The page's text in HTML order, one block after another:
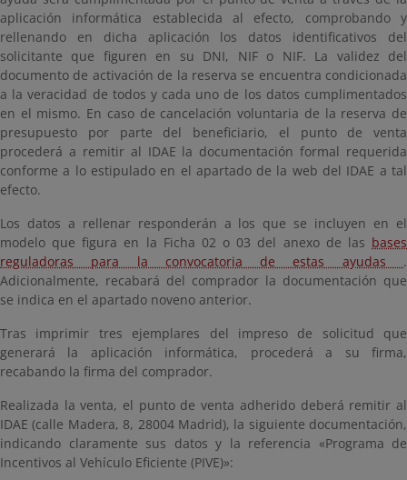
aplicación informática establecida al efecto, comprobando y
rellenando en dicha aplicación los datos identificativos del
solicitante que figuren en su DNI, NIF o NIF. La validez del
documento de activación de la reserva se encuentra condicionada
a la veracidad de todos y cada uno de los datos cumplimentados
en el mismo. En caso de cancelación voluntaria de la reserva de
presupuesto por parte del beneficiario, el punto de venta
procederá a remitir al IDAE la documentación formal requerida
conforme a lo estipulado en el apartado de la web del IDAE a tal
efecto.
Los datos a rellenar responderán a los que se incluyen en el
modelo que figura en la Ficha 02 o 03 del anexo de las bases
reguladoras para la convocatoria de estas ayudas .
Adicionalmente, recabará del comprador la documentación que
se indica en el apartado noveno anterior.
Tras imprimir tres ejemplares del impreso de solicitud que
generará la aplicación informática, procederá a su firma,
recabando la firma del comprador.
Realizada la venta, el punto de venta adherido deberá remitir al
IDAE (calle Madera, 8, 28004 Madrid), la siguiente documentación,
indicando claramente sus datos y la referencia «Programa de
Incentivos al Vehículo Eficiente (PIVE)»: